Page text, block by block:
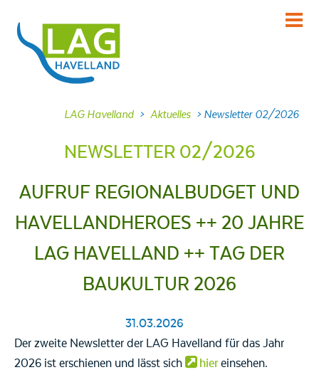
KENNENLERNEN
INFORMIEREN
MITMACHEN
DABEI SEIN
Veranstaltungen
NACHLESEN
FRAGEN
LAG Havelland > Aktuelles > Newsletter 02/2026
NEWSLETTER 02/2026
AUFRUF REGIONALBUDGET UND
HAVELLANDHEROES ++ 20 JAHRE
LAG HAVELLAND ++ TAG DER
BAUKULTUR 2026
31.03.2026
Der zweite Newsletter der LAG Havelland für das Jahr
2026 ist erschienen und lässt sich
hiereinsehen.